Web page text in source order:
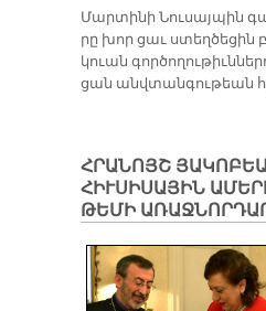
Մար­տի­նի Նու­սայ­պին
րը խոր ցաւ ստեղ­ծե­ցին
կուան
ցան անվ­տան­գու­թեան
ՀՐԱՆՈՅՇ
ՀԻՒՍԻՍԱՅԻՆ
ԹԵՄԻ